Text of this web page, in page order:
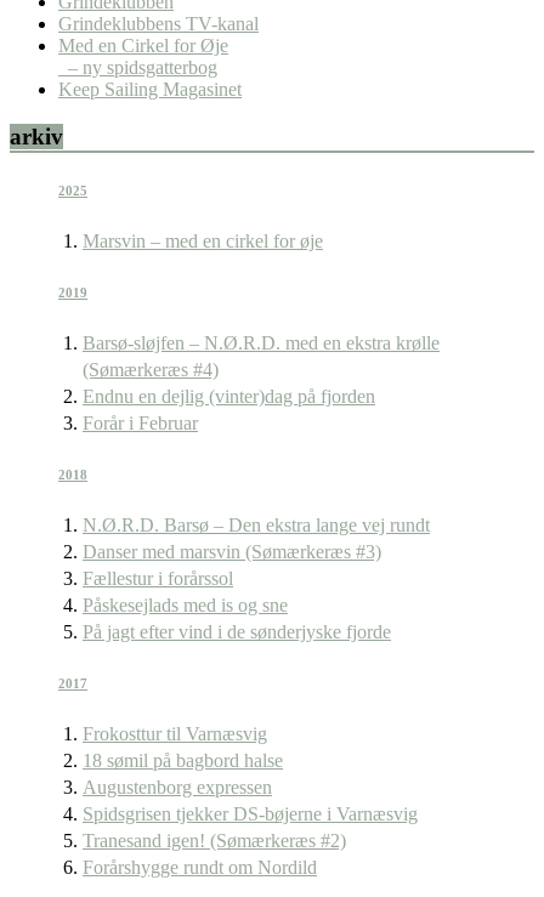
Grindeklubbens TV-kanal
Med en Cirkel for Øje
– ny spidsgatterbog
Keep Sailing Magasinet
arkiv
2025
Marsvin – med en cirkel for øje
2019
Barsø-sløjfen – N.Ø.R.D. med en ekstra krølle
(Sømærkeræs #4)
Endnu en dejlig (vinter)dag på fjorden
Forår i Februar
2018
N.Ø.R.D. Barsø – Den ekstra lange vej rundt
Danser med marsvin (Sømærkeræs #3)
Fællestur i forårssol
Påskesejlads med is og sne
På jagt efter vind i de sønderjyske fjorde
2017
Frokosttur til Varnæsvig
18 sømil på bagbord halse
Augustenborg expressen
Spidsgrisen tjekker DS-bøjerne i Varnæsvig
Tranesand igen! (Sømærkeræs #2)
Forårshygge rundt om Nordild